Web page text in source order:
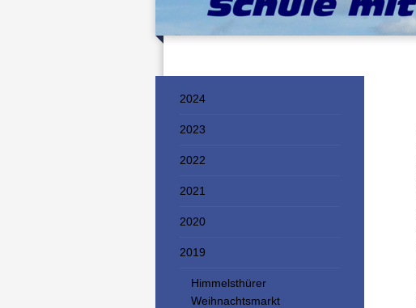
2024
2023
2022
2021
2020
2019
Himmelsthürer
Weihnachtsmarkt